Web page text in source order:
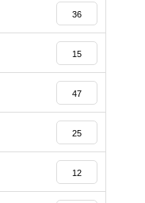
36
15
47
25
12